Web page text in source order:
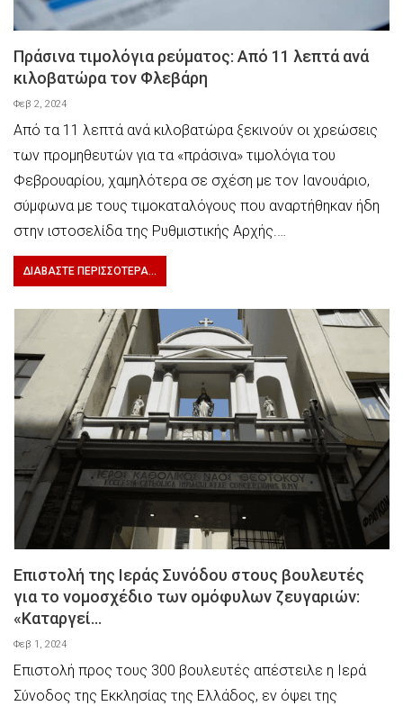
Πράσινα τιμολόγια ρεύματος: Aπό 11 λεπτά ανά
κιλοβατώρα τον Φλεβάρη
Φεβ 2, 2024
Από τα 11 λεπτά ανά κιλοβατώρα ξεκινούν οι χρεώσεις
των προμηθευτών για τα «πράσινα» τιμολόγια του
Φεβρουαρίου, χαμηλότερα σε σχέση με τον Ιανουάριο,
σύμφωνα με τους τιμοκαταλόγους που αναρτήθηκαν ήδη
στην ιστοσελίδα της Ρυθμιστικής Αρχής.…
ΔΙΑΒΆΣΤΕ ΠΕΡΙΣΣΌΤΕΡΑ...
Επιστολή της Ιεράς Συνόδου στους βουλευτές
για το νομοσχέδιο των ομόφυλων ζευγαριών:
«Καταργεί…
Φεβ 1, 2024
Επιστολή προς τους 300 βουλευτές απέστειλε η Ιερά
Σύνοδος της Εκκλησίας της Ελλάδος, εν όψει της